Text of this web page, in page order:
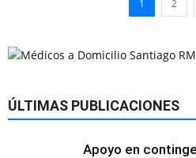
1 2
ÚLTIMAS PUBLICACIONES
Apoyo en